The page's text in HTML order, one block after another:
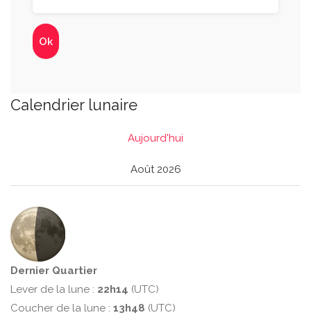
Calendrier lunaire
Aujourd'hui
Août 2026
Dernier Quartier
Lever de la lune : 22h14 (UTC)
Coucher de la lune : 13h48 (UTC)